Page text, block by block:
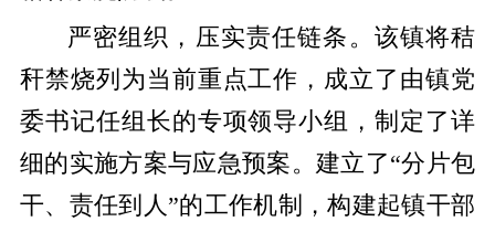
严密组织，压实责任链条。该镇将秸
秆禁烧列为当前重点工作，成立了由镇党
委书记任组长的专项领导小组，制定了详
细的实施方案与应急预案。建立了“分片包
干、责任到人”的工作机制，构建起镇干部